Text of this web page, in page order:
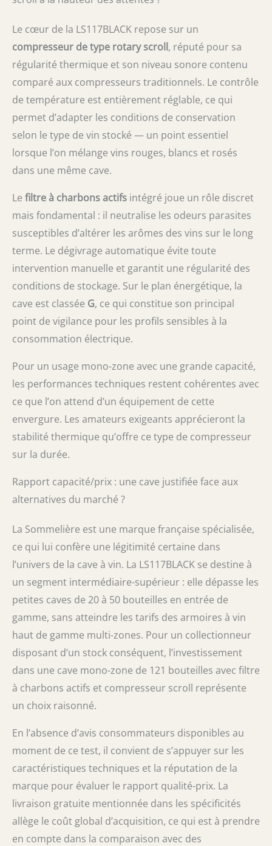
Le cœur de la LS117BLACK repose sur un
compresseur de type rotary scroll, réputé pour sa
régularité thermique et son niveau sonore contenu
comparé aux compresseurs traditionnels. Le contrôle
de température est entièrement réglable, ce qui
permet d’adapter les conditions de conservation
selon le type de vin stocké — un point essentiel
lorsque l’on mélange vins rouges, blancs et rosés
dans une même cave.
Le filtre à charbons actifs intégré joue un rôle discret
mais fondamental : il neutralise les odeurs parasites
susceptibles d’altérer les arômes des vins sur le long
terme. Le dégivrage automatique évite toute
intervention manuelle et garantit une régularité des
conditions de stockage. Sur le plan énergétique, la
cave est classée G, ce qui constitue son principal
point de vigilance pour les profils sensibles à la
consommation électrique.
Pour un usage mono-zone avec une grande capacité,
les performances techniques restent cohérentes avec
ce que l’on attend d’un équipement de cette
envergure. Les amateurs exigeants apprécieront la
stabilité thermique qu’offre ce type de compresseur
sur la durée.
Rapport capacité/prix : une cave justifiée face aux
alternatives du marché ?
La Sommelière est une marque française spécialisée,
ce qui lui confère une légitimité certaine dans
l’univers de la cave à vin. La LS117BLACK se destine à
un segment intermédiaire-supérieur : elle dépasse les
petites caves de 20 à 50 bouteilles en entrée de
gamme, sans atteindre les tarifs des armoires à vin
haut de gamme multi-zones. Pour un collectionneur
disposant d’un stock conséquent, l’investissement
dans une cave mono-zone de 121 bouteilles avec filtre
à charbons actifs et compresseur scroll représente
un choix raisonné.
En l’absence d’avis consommateurs disponibles au
moment de ce test, il convient de s’appuyer sur les
caractéristiques techniques et la réputation de la
marque pour évaluer le rapport qualité-prix. La
livraison gratuite mentionnée dans les spécificités
allège le coût global d’acquisition, ce qui est à prendre
en compte dans la comparaison avec des